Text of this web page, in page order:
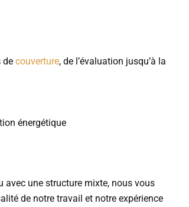
de couverture, de l’évaluation jusqu’à la
énergétique
avec une structure mixte, nous vous
de notre travail et notre expérience